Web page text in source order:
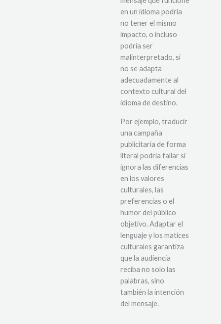
en un idioma podría
no tener el mismo
impacto, o incluso
podría ser
malinterpretado, si
no se adapta
adecuadamente al
contexto cultural del
idioma de destino.
Por ejemplo, traducir
una campaña
publicitaria de forma
literal podría fallar si
ignora las diferencias
en los valores
culturales, las
preferencias o el
humor del público
objetivo. Adaptar el
lenguaje y los matices
culturales garantiza
que la audiencia
reciba no solo las
palabras, sino
también la intención
del mensaje.